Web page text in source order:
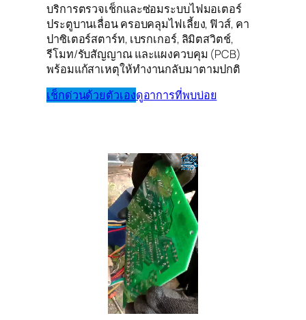
บริการตรวจเช็กและซ่อมระบบไฟมอเตอร์
ประตูบานเลื่อน ครอบคลุมไฟเลี้ยง, ฟิวส์, คา
ปาซิเตอร์สตาร์ท, เบรกเกอร์, ลิมิตสวิตช์,
รีโมท/รับสัญญาณ และแผงควบคุม (PCB)
พร้อมแก้สาเหตุให้ทำงานกลับมาตามปกติ
เช็กด่วนด้วยตัวเองดูอาการที่พบบ่อย